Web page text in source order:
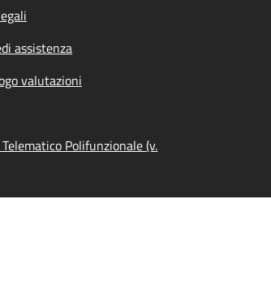
assistenza
valutazioni
Polifunzionale (v.